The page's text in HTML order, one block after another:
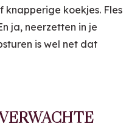
knapperige koekjes. Fles
ja, neerzetten in je
is wel net dat